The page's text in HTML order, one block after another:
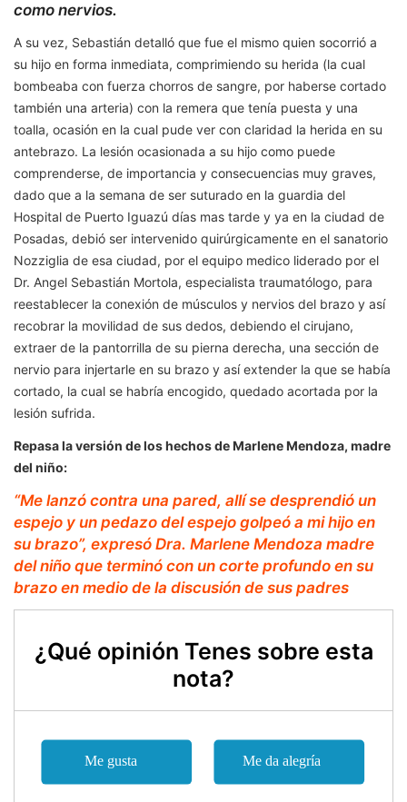
como nervios.
A su vez, Sebastián detalló que fue el mismo quien socorrió a
su hijo en forma inmediata, comprimiendo su herida (la cual
bombeaba con fuerza chorros de sangre, por haberse cortado
también una arteria) con la remera que tenía puesta y una
toalla, ocasión en la cual pude ver con claridad la herida en su
antebrazo. La lesión ocasionada a su hijo como puede
comprenderse, de importancia y consecuencias muy graves,
dado que a la semana de ser suturado en la guardia del
Hospital de Puerto Iguazú días mas tarde y ya en la ciudad de
Posadas, debió ser intervenido quirúrgicamente en el sanatorio
Nozziglia de esa ciudad, por el equipo medico liderado por el
Dr. Angel Sebastián Mortola, especialista traumatólogo, para
reestablecer la conexión de músculos y nervios del brazo y así
recobrar la movilidad de sus dedos, debiendo el cirujano,
extraer de la pantorrilla de su pierna derecha, una sección de
nervio para injertarle en su brazo y así extender la que se había
cortado, la cual se habría encogido, quedado acortada por la
lesión sufrida.
Repasa la versión de los hechos de Marlene Mendoza, madre
del niño:
“Me lanzó contra una pared, allí se desprendió un
espejo y un pedazo del espejo golpeó a mi hijo en
su brazo”, expresó Dra. Marlene Mendoza madre
del niño que terminó con un corte profundo en su
brazo en medio de la discusión de sus padres
¿Qué opinión Tenes sobre esta
nota?